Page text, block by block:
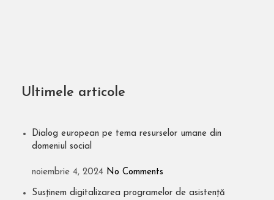
Ultimele articole
Dialog european pe tema resurselor umane din
domeniul social
noiembrie 4, 2024 No Comments
Susținem digitalizarea programelor de asistență